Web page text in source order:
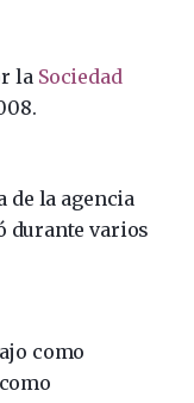
la Sociedad
de la agencia
durante varios
como